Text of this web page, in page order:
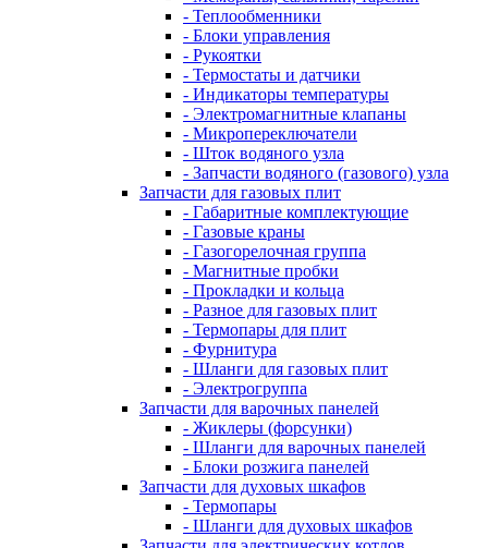
- Теплообменники
- Блоки управления
- Рукоятки
- Термостаты и датчики
- Индикаторы температуры
- Электромагнитные клапаны
- Микропереключатели
- Шток водяного узла
- Запчасти водяного (газового) узла
Запчасти для газовых плит
- Габаритные комплектующие
- Газовые краны
- Газогорелочная группа
- Магнитные пробки
- Прокладки и кольца
- Разное для газовых плит
- Термопары для плит
- Фурнитура
- Шланги для газовых плит
- Электрогруппа
Запчасти для варочных панелей
- Жиклеры (форсунки)
- Шланги для варочных панелей
- Блоки розжига панелей
Запчасти для духовых шкафов
- Термопары
- Шланги для духовых шкафов